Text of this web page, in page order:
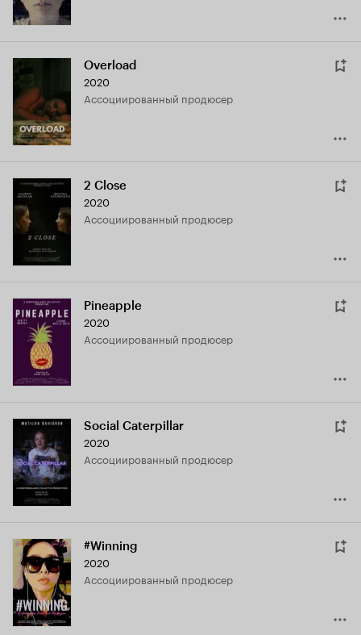
Overload
2020
ассоциированный продюсер
2 Close
2020
ассоциированный продюсер
Pineapple
2020
ассоциированный продюсер
Social Caterpillar
2020
ассоциированный продюсер
#Winning
2020
ассоциированный продюсер